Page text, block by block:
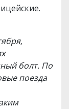
болт. По
поезда